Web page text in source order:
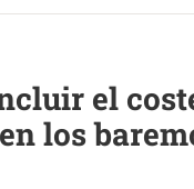
el
los